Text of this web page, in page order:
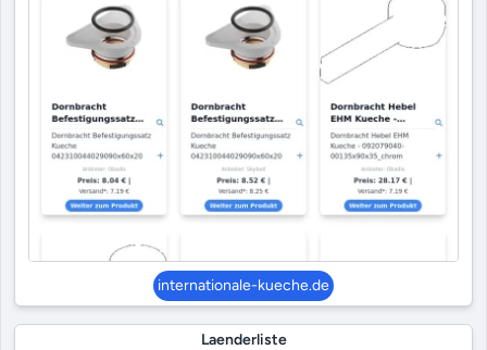
internationale-kueche.de
Laenderliste